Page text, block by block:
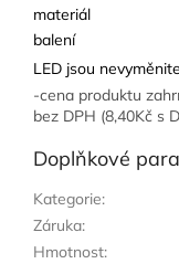
materiál
balení
LED jsou
-cena produktu
bez DPH (8,40Kč s
Doplňkové
Kategorie:
Záruka:
Hmotnost: